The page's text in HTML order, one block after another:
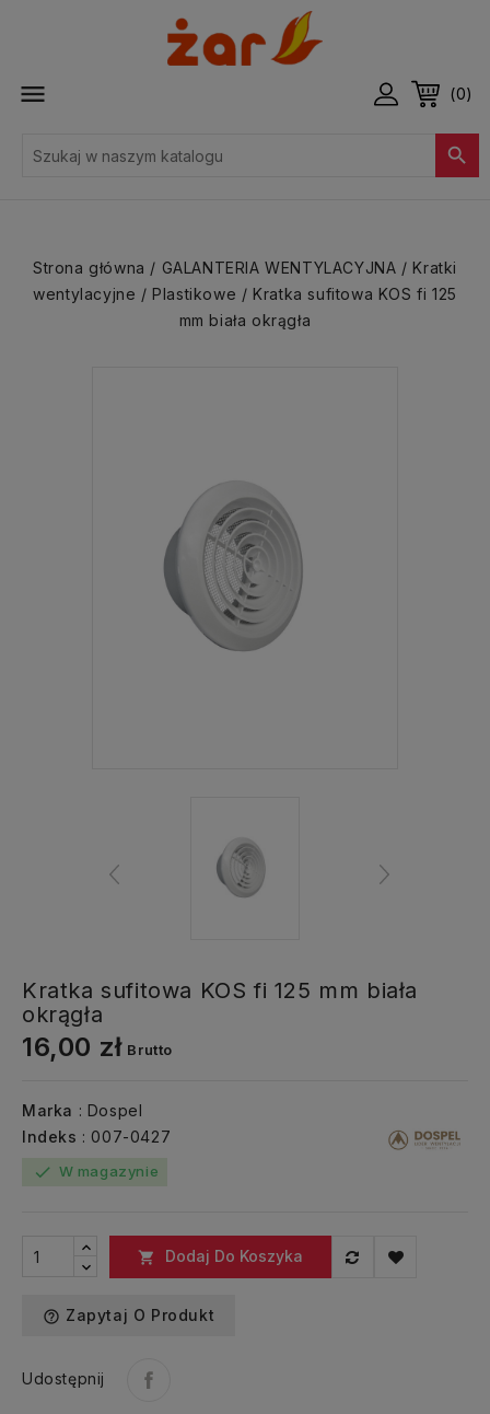
 (0)

Strona główna GALANTERIA WENTYLACYJNA
Kratki
wentylacyjne
Plastikowe
Kratka sufitowa KOS fi 125
mm biała okrągła
Kratka sufitowa KOS fi 125 mm biała
okrągła
16,00 zł Brutto
Marka : Dospel
Indeks : 007-0427
check W magazynie
 Dodaj Do Koszyka
help_outline Zapytaj O Produkt
Udostępnij